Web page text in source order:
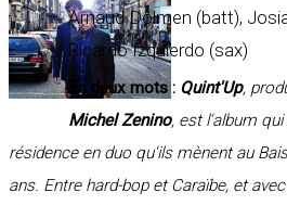
Arnaud Dolmen (batt),
Ricardo Izquierdo (sax)
En deux mots : Quint'Up,
Michel Zenino, est l'album
résidence en duo qu'ils mènent au
ans. Entre hard-bop et Caraïbe, et